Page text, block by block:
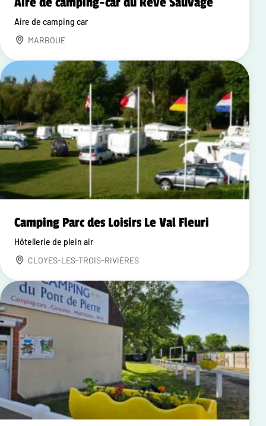
Aire de camping car
MARBOUE
Camping Parc des Loisirs Le Val Fleuri
Hôtellerie de plein air
CLOYES-LES-TROIS-RIVIÈRES